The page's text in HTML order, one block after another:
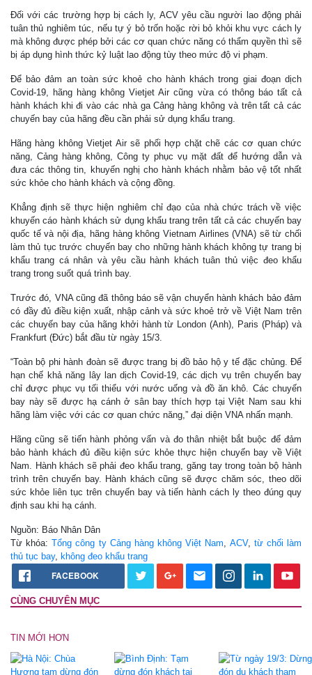
Đối với các trường hợp bị cách ly, ACV yêu cầu người lao động phải
tuân thủ nghiêm túc, nếu tự ý bỏ trốn hoặc rời bỏ khỏi khu vực cách ly
mà không được phép bởi các cơ quan chức năng có thẩm quyền thì sẽ
bị áp dụng hình thức kỷ luật lao động tùy theo mức độ vi phạm.
Để bảo đảm an toàn sức khoẻ cho hành khách trong giai đoạn dịch
Covid-19, hãng hàng không Vietjet Air cũng vừa có thông báo tất cả
hành khách khi đi vào các nhà ga Cảng hàng không và trên tất cả các
chuyến bay của hãng đều cần phải sử dụng khẩu trang.
Hãng hàng không Vietjet Air sẽ phối hợp chặt chẽ các cơ quan chức
năng, Cảng hàng không, Công ty phục vụ mặt đất để hướng dẫn và
đưa các thông tin, khuyến nghị cho hành khách nhằm bảo vệ tốt nhất
sức khỏe cho hành khách và cộng đồng.
Khẳng định sẽ thực hiện nghiêm chỉ đạo của nhà chức trách về việc
khuyến cáo hành khách sử dụng khẩu trang trên tất cả các chuyến bay
quốc tế và nội địa, hãng hàng không Vietnam Airlines (VNA) sẽ từ chối
làm thủ tục trước chuyến bay cho những hành khách không tự trang bị
khẩu trang cá nhân và yêu cầu hành khách tuân thủ việc đeo khẩu
trang trong suốt quá trình bay.
Trước đó, VNA cũng đã thông báo sẽ vận chuyển hành khách bảo đảm
có đầy đủ điều kiện xuất, nhập cảnh và sức khoẻ trở về Việt Nam trên
các chuyến bay của hãng khởi hành từ London (Anh), Paris (Pháp) và
Frankfurt (Đức) bắt đầu từ ngày 15/3.
“Toàn bộ phi hành đoàn sẽ được trang bị đồ bảo hộ y tế đặc chủng. Để
hạn chế khả năng lây lan dịch Covid-19, các dịch vụ trên chuyến bay
chỉ được phục vụ tối thiểu với nước uống và đồ ăn khô. Các chuyến
bay này sẽ được hạ cánh ở sân bay thích hợp tại Việt Nam sau khi
hãng làm việc với các cơ quan chức năng,” đại diện VNA nhấn mạnh.
Hãng cũng sẽ tiến hành phỏng vấn và đo thân nhiệt bắt buộc để đảm
bảo hành khách đủ điều kiện sức khỏe thực hiện chuyến bay về Việt
Nam. Hành khách sẽ phải đeo khẩu trang, găng tay trong toàn bộ hành
trình trên chuyến bay. Hành khách cũng sẽ được chăm sóc, theo dõi
sức khỏe liên tục trên chuyến bay và tiến hành cách ly theo đúng quy
định sau khi hạ cánh.
Nguồn: Báo Nhân Dân
Từ khóa:Tổng công ty Cảng hàng không Việt Nam ACV, từ chối làm
thủ tục bay, không đeo khẩu trang
FACEBOOK
CÙNG CHUYÊN MỤC
TIN MỚI HƠN